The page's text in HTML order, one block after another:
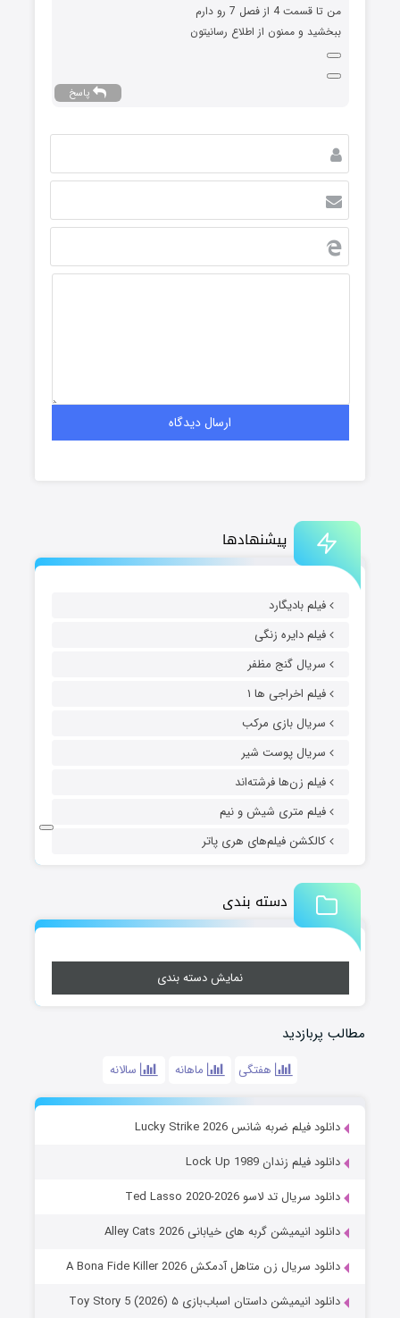
پیشنهادها
فیلم بادیگارد
فیلم دایره زنگی
سریال گنج مظفر
فیلم اخراجی ها ۱
سریال بازی مرکب
سریال پوست شیر
فیلم زن‌ها فرشته‌اند
فیلم متری شیش و نیم
کالکشن فیلم‌های هری پاتر
دسته بندی
نمایش دسته بندی
مطالب پربازدید
هفتگی ماهانه سالانه
دانلود فیلم ضربه شانس Lucky Strike 2026
دانلود فیلم زندان Lock Up 1989
دانلود سریال تد لاسو Ted Lasso 2020-2026
دانلود انیمیشن گربه های خیابانی Alley Cats 2026
دانلود سریال زن متاهل آدمکش A Bona Fide Killer 2026
دانلود انیمیشن داستان اسباب‌بازی ۵ Toy Story 5 (2026)
من تا قسمت 4 از فصل 7 رو دارم
ببخشید و ممنون از اطلاع رسانیتون
پاسخ